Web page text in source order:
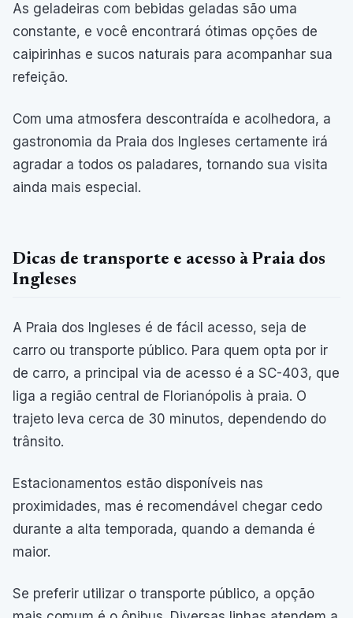
As geladeiras com bebidas geladas são uma
constante, e você encontrará ótimas opções de
caipirinhas e sucos naturais para acompanhar sua
refeição.
Com uma atmosfera descontraída e acolhedora, a
gastronomia da Praia dos Ingleses certamente irá
agradar a todos os paladares, tornando sua visita
ainda mais especial.
Dicas de transporte e acesso à Praia dos
Ingleses
A Praia dos Ingleses é de fácil acesso, seja de
carro ou transporte público. Para quem opta por ir
de carro, a principal via de acesso é a SC-403, que
liga a região central de Florianópolis à praia. O
trajeto leva cerca de 30 minutos, dependendo do
trânsito.
Estacionamentos estão disponíveis nas
proximidades, mas é recomendável chegar cedo
durante a alta temporada, quando a demanda é
maior.
Se preferir utilizar o transporte público, a opção